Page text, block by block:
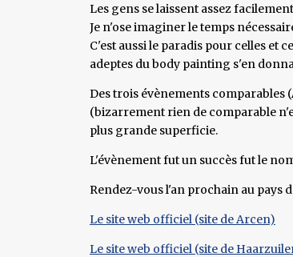
Les gens se laissent assez
Je n'ose imaginer le temps
C'est aussi le paradis pour celles et
adeptes du body painting s'en
Des trois évènements comparables
(bizarrement rien de comparable
plus grande superficie.
L'évènement fut un succès fut le
Rendez-vous l'an prochain au pays
Le site web officiel (site de Arcen)
Le site web officiel (site de